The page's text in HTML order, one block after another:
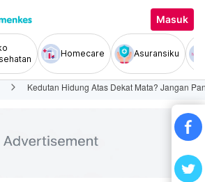
Masuk
Homecare Asuransiku
Kedutan Hidung Atas Dekat Mata? Jangan